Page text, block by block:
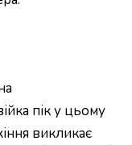
пік у цьому
викликає